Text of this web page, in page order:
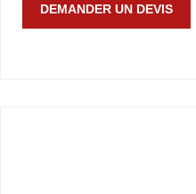
DEMANDER UN DEVIS